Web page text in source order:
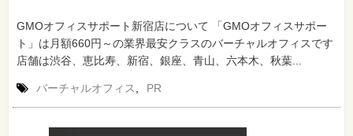
GMOオフィスサポート新宿店について 「GMOオフィスサポー
ト」は月額660円～の業界最安クラスのバーチャルオフィスです
店舗は渋谷、恵比寿、新宿、銀座、青山、六本木、秋葉...
バーチャルオフィス PR